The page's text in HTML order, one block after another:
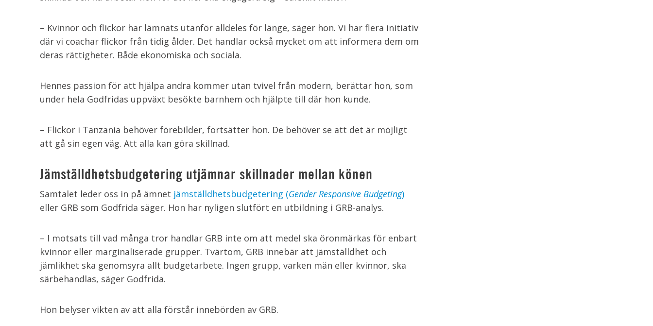
– Kvinnor och flickor har lämnats utanför alldeles för länge, säger hon. Vi har flera initiativ
där vi coachar flickor från tidig ålder. Det handlar också mycket om att informera dem om
deras rättigheter. Både ekonomiska och sociala.
Hennes passion för att hjälpa andra kommer utan tvivel från modern, berättar hon, som
under hela Godfridas uppväxt besökte barnhem och hjälpte till där hon kunde.
– Flickor i Tanzania behöver förebilder, fortsätter hon. De behöver se att det är möjligt
att gå sin egen väg. Att alla kan göra skillnad.
Jämställdhetsbudgetering utjämnar skillnader mellan könen
Samtalet leder oss in på ämnet jämställdhetsbudgetering (Gender Responsive Budgeting)
eller GRB som Godfrida säger. Hon har nyligen slutfört en utbildning i GRB-analys.
– I motsats till vad många tror handlar GRB inte om att medel ska öronmärkas för enbart
kvinnor eller marginaliserade grupper. Tvärtom, GRB innebär att jämställdhet och
jämlikhet ska genomsyra allt budgetarbete. Ingen grupp, varken män eller kvinnor, ska
särbehandlas, säger Godfrida.
Hon belyser vikten av att alla förstår innebörden av GRB.